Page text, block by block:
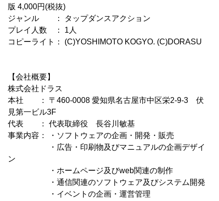
版 4,000円(税抜)
ジャンル ： タップダンスアクション
プレイ人数 ： 1人
コピーライト： (C)YOSHIMOTO KOGYO. (C)DORASU
【会社概要】
株式会社ドラス
本社 ： 〒460-0008 愛知県名古屋市中区栄2-9-3 伏
見第一ビル3F
代表 ： 代表取締役 長谷川敏基
事業内容： ・ソフトウェアの企画・開発・販売
・広告・印刷物及びマニュアルの企画デザイ
ン
・ホームページ及びweb関連の制作
・通信関連のソフトウェア及びシステム開発
・イベントの企画・運営管理